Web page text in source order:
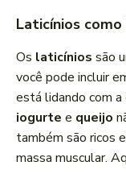
Laticínios
Os laticínios são
você pode incluir
está lidando com
iogurte e queijo
também são ricos
massa muscular.